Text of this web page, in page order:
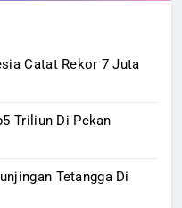
Catat Rekor 7 Juta
Triliun Di Pekan
Tetangga Di